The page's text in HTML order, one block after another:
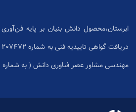
مهندسی مشاور عصر فناوری دانش ( به شماره ۱۰۳۲۸۶-۰۰۲۵۹-۸ ) می باشد.